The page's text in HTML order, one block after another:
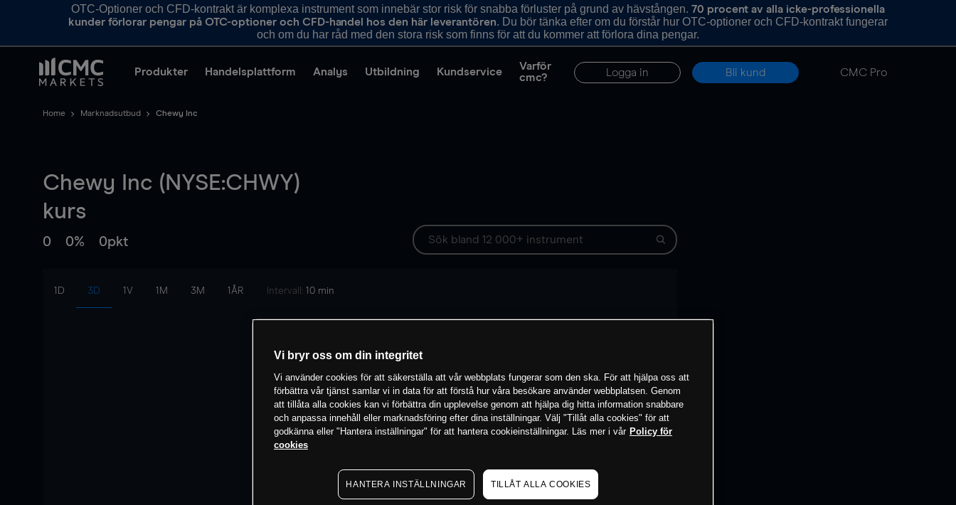
OTC-Optioner och CFD-kontrakt är komplexa instrument som innebär stor risk för snabba förluster på grund av hävstången. 70 procent av alla icke-professionella
kunder förlorar pengar på OTC-optioner och CFD-handel hos den här leverantören. Du bör tänka efter om du förstår hur OTC-optioner och CFD-kontrakt fungerar
och om du har råd med den stora risk som finns för att du kommer att förlora dina pengar.
Produkter Handelsplattform Analys Utbildning Kundservice
Varför
cmc?
Logga in Bli kund CMC Pro
Home Marknadsutbud Chewy Inc
Chewy Inc (NYSE:CHWY)
kurs
0 0% 0pkt
1D 3D 1V 1M 3M 1ÅR Intervall: 10 min
Vi bryr oss om din integritet
Vi använder cookies för att säkerställa att vår webbplats fungerar som den ska. För att hjälpa oss att
förbättra vår tjänst samlar vi in data för att förstå hur våra besökare använder webbplatsen. Genom
att tillåta alla cookies kan vi förbättra din upplevelse genom att hjälpa dig hitta information snabbare
och anpassa innehåll eller marknadsföring efter dina inställningar. Välj "Tillåt alla cookies" för att
godkänna eller "Hantera inställningar" för att hantera cookieinställningar. Läs mer i vår Policy för
cookies
HANTERA INSTÄLLNINGAR TILLÅT ALLA COOKIES